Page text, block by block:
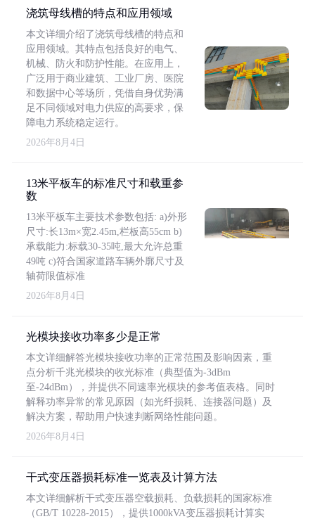
浇筑母线槽的特点和应用领域
本文详细介绍了浇筑母线槽的特点和
应用领域。其特点包括良好的电气、
机械、防火和防护性能。在应用上，
广泛用于商业建筑、工业厂房、医院
和数据中心等场所，凭借自身优势满
足不同领域对电力供应的高要求，保
障电力系统稳定运行。
2026年8月4日
13米平板车的标准尺寸和载重参
数
13米平板车主要技术参数包括: a)外形
尺寸:长13m×宽2.45m,栏板高55cm b)
承载能力:标载30-35吨,最大允许总重
49吨 c)符合国家道路车辆外廓尺寸及
轴荷限值标准
2026年8月4日
光模块接收功率多少是正常
本文详细解答光模块接收功率的正常范围及影响因素，重
点分析千兆光模块的收光标准（典型值为-3dBm
至-24dBm），并提供不同速率光模块的参考值表格。同时
解释功率异常的常见原因（如光纤损耗、连接器问题）及
解决方案，帮助用户快速判断网络性能问题。
2026年8月4日
干式变压器损耗标准一览表及计算方法
本文详细解析干式变压器空载损耗、负载损耗的国家标准
（GB/T 10228-2015），提供1000kVA变压器损耗计算实